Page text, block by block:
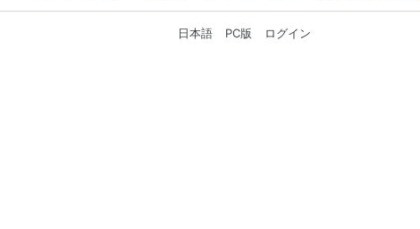
日本語 PC版 ログイン